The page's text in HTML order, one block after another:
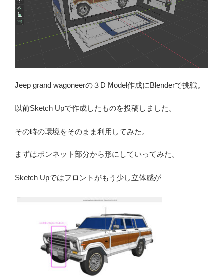
Jeep grand wagoneerの３D Model作成にBlenderで挑戦。
以前Sketch Upで作成したものを投稿しました。
その時の環境をそのまま利用してみた。
まずはボンネット部分から形にしていってみた。
Sketch Upではフロントがもう少し立体感が